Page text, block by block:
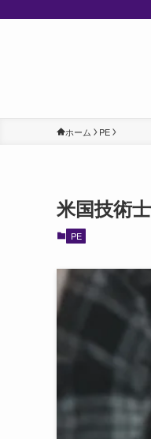
ホーム PE
米国技術
PE